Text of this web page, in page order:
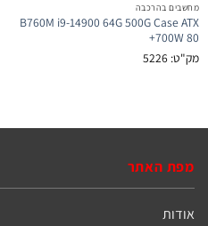
מחשבים בהרכבה
B760M i9-14900 64G 500G Case ATX
700W 80+
מק"ט: 5226
מפת האתר
אודות